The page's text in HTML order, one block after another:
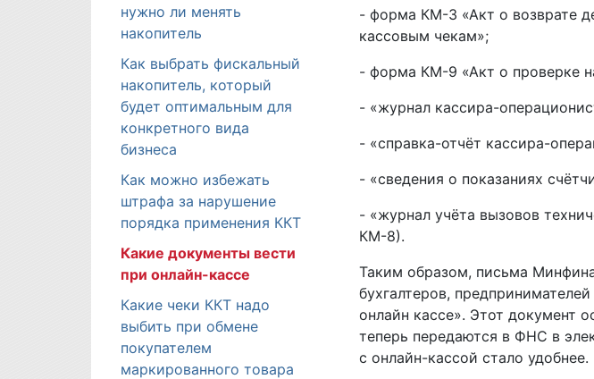
нужно ли менять
накопитель
Как выбрать фискальный
накопитель, который
будет оптимальным для
конкретного вида
бизнеса
Как можно избежать
штрафа за нарушение
порядка применения ККТ
Какие документы вести
при онлайн-кассе
Какие чеки ККТ надо
выбить при обмене
покупателем
маркированного товара
- форма КМ-3 «Акт о возврате
кассовым чекам»;
- форма КМ-9 «Акт о проверке
- «журнал кассира-
- «справка-отчёт кассира-
- «сведения о показаниях
- «журнал учёта вызовов
КМ-8).
Таким образом, письма
бухгалтеров,
онлайн кассе». Этот документ
теперь передаются в ФНС в
с онлайн-кассой стало удобнее.